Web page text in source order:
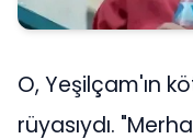
O, Yeşilçam'ın kötü adamı, kadınların korkulu rüyasıydı. "Merhaba. Atla arabaya, götüreyim seni. Ücretimi hak etmek için hazırım. Soyunayım mı? Öyle sırtüstü malak gibi yatmak yok. Okşan, sana neden hoşlandığımı anlatmıştır." Üzerindeki Redingot'u, elindeki viskisi ile kimi zaman bir mafya babası, kimi zamansa bir beyaz zehir satıcısıydı. Soğukkanlı... "Sen delikanlı olmayı Yusuf'a öğretemezsin ama o bize orospuluğu öğretti. Bırak ulan boğazları! İçinizde var ki bu yola düştünüz." Evden kaçan kızların madalyonlu beyaz Mercedes Prensi. "Sağ olun, bu iyiliğinizi asla unutmayacağım. Bugünlerde böyleleri çoğaldı. Paranız tamam mı?" "Kirlenmek güzeldir" felsefesini yaşayan ve yaşatan adamdı. "Öldürdünüz onu, öldürdünüz! Korkuyorsun ha?" O bir babaydı, babayarısı, yengesini namerde mahcup etmeyen amcaydı. "Babayarısıyız oğlum, babayarısıyım ben ulan babayarısıyız be! Bizi yılan gibi sokarken babayarısı değil miydi?" Kadınlara tokat atar, ağzından kan getirir, kezzap döker, yatağa atıp kameraya çeker, şantaj yapardı ama bir şekilde kurtulurdu işin içinden. "Ne olursun bir daha canımı yakma benim, elin çok ağır." Gazozun kullanım alanını değiştirmiş kişiydi o. Bir kadına ikram edecek olsak şişeyi getirip gözü önünde bardağa doldurup sonra aynı şişeden kendimize bir bardak koyup ilk yudumu bizim almamıza mecbur bırakan karakterdi. "Bir kazık yersiniz. Hay, kendine soğuk bir şeyler al. Hadi güzelim, niyetim sadece biraz eğlenmek. Hadi bir nefes de sen çek. Üşüdüysen arkana kalın bir şeyler vereyim." gibi replikleri slogan haline gelen oyuncuydu. "Bindiğin dalı kesiyorsun güzelim." Teşkilatın hem beyni hem de vurucu gücüydü. "Hep yatakta soyunacak mısın, yoksa ben mi soyunayım? Dur, Anthony Hopkins gibi ava çıkardı ama o kadın avlardı. Zorla aldın, sarhoş ettin beni. Yılan gibi sokuldu." Namuslu, iyi niyetli bir genç olup konvoyuyla kız istemeye gittiği zamanlar da oldu ama kapılar hep yüzüne kapandı. "Babam şerefiyle yaşadı ve öldü. Ben ekmeğini şerefiyle kazanmaya and içmiş biriyim. Peki ya sen kimsin Tahir Bey? Dur gitme, yalvarırım babama aldırma, sana söylemiştim Bahar, ne yazık ki babanı tanıyamamışsın." Onun hep filmlerde canlandırdığı kötü karakterlerden bahsettik ancak bu kadar kötü karakteri oynayıp bu kadar çok sevilmesinin bir nedeni vardı: O da gerçek hayattaki yumuşacık kalbiydi. O bir vefa örneğiydi; vefat eden oyuncu dostlarının cenazesine en önde saf tutan, gözyaşı döken adamdı. Rol icabı Türkiye'nin en güzel kadınlarıyla sevişse de hiçbirine yan gözle bakmayan, güzel yürekli kişilikti. Kısacası o, filmlerde tanıdığımız adamdan çok daha fazlasıydı. İşte bu hikâye, soğuk bir gazozla hayatı değişen bir adamın kariyeri boyunca neler yaşadığını anlatır sizlere. "Allah'ım bana bugünleri gösterdin ya, benim yerimde kimler olmak isterdi şimdi düşün. Dilek dile yavrum, bir dilek dile. Şu anda içimden kim geçiyor biliyor musun? Şu anda benim yerimde Fatih Yürek olmak ister, Nuri Alço." İlk Yılları ve Sanat Hayatına Girişi Nuri Alço, 26 Nisan 1951 tarihinde Bulgaristan göçmeni bir ailenin çocuğu olarak Eskişehir'de doğdu. Dedesi meşhur Kırkpınar güreşçisi Kel Aliço'ydu; bu yüzden onun fiziksel özellikleri Nuri Alço'ya da geçmiş, o da dedesi gibi iri yarı bir genç olmuştu. Askerlikten sonra Eskişehir'deki Altay Spor Kulübü'nde ve Ordu takımında profesyonel olarak voleybol oynadı. Ardından bankacılık ve ilaç mümessilliği yaptı. İlaç firmasında çalıştığı zamanlarda Saklambaç gazetesinin düzenlediği "Kral ve Kraliçe" yarışmasına katıldı. Burada birinci olunca mankenlik yapmaya başladı, sonrasında fotoromanlarda oynadı. Sinemaya ilk adımını ise Sevda Karaca